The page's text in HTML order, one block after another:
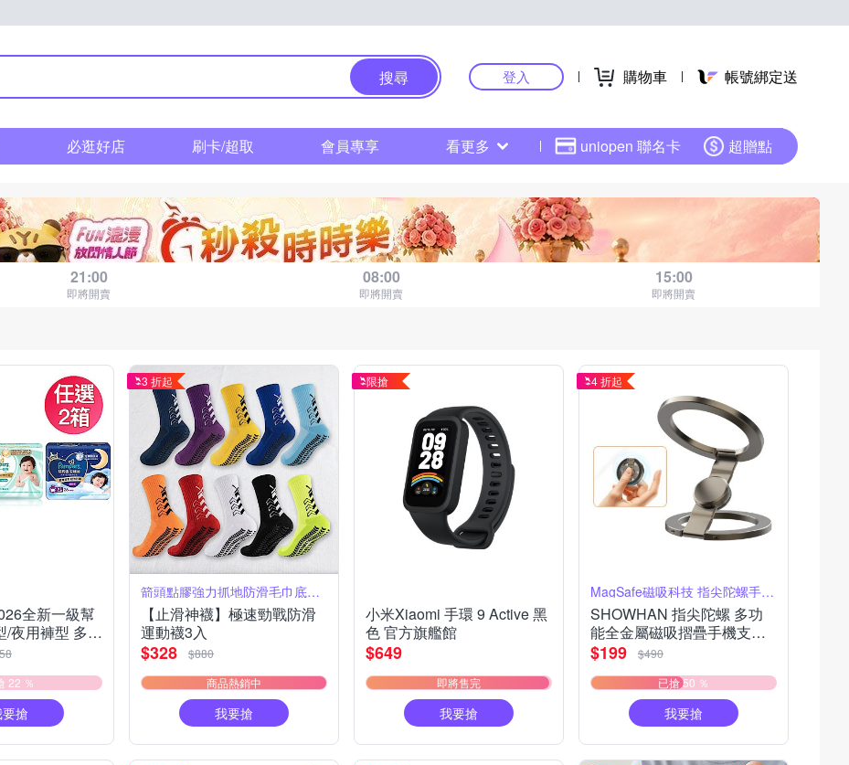
搜尋 登入 購物車 帳號綁定送
必逛好店 刷卡/超取 會員專享 看更多 uniopen 聯名卡 超贈點
秒殺時時樂
距 15 : 00 場結束
21:00
即將開賣
08:00
即將開賣
15:00
即將開賣
全新一級幫
/夜用褲型 多款
22 ％
搶
3 折起
箭頭點膠強力抓地防滑毛巾底緩震撞色時尚
【止滑神襪】極速勁戰防滑
運動襪3入
$328
$880
商品熱銷中
我要搶
限搶
小米Xiaomi 手環 9 Active 黑
色 官方旗艦館
$649
即將售完
我要搶
4 折起
MagSafe磁吸科技 指尖陀螺手機支架
SHOWHAN 指尖陀螺 多功
能全金屬磁吸摺疊手機支架
S13
$199
$490
已搶 50 ％
我要搶